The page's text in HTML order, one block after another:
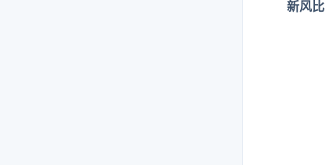
新风比